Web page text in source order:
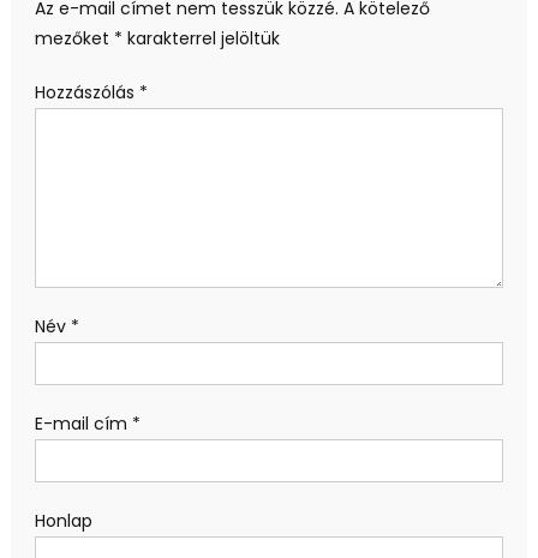
Az e-mail címet nem tesszük közzé. A kötelező
mezőket * karakterrel jelöltük
Hozzászólás *
Név *
E-mail cím *
Honlap